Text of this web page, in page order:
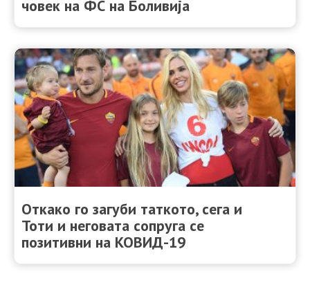
човек на ФС на Боливија
Откако го загуби таткото, сега и
Тоти и неговата сопруга се
позитивни на КОВИД-19